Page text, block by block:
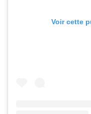
Voir cette